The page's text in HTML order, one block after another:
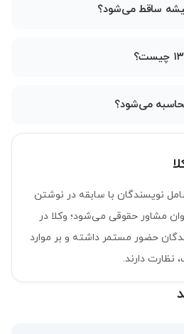
ساقط می‌شود؟
می‌شود؟
نویسندگان با سابقه در نوشتن
مشاور حقوقی می‌شود؛ وکلا در
حضور مستمر داشته و بر موارد
نظارت دارند.